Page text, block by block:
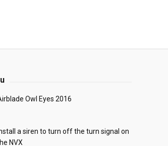
Owl Eyes 2016
a siren to turn off the turn signal on
NVX